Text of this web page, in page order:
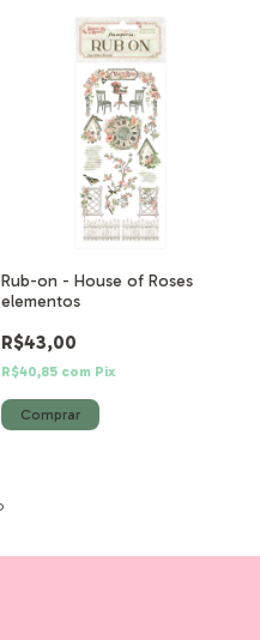
Rub-on - House of Roses
elementos
R$43,00
R$40,85 com Pix